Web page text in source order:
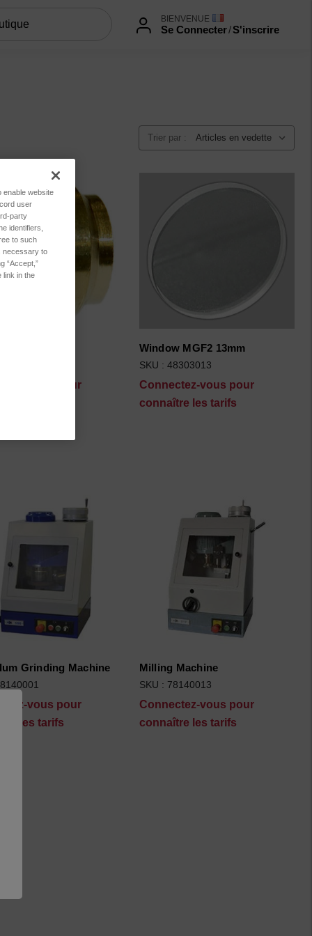
BIENVENUE
Se Connecter/S'inscrire
Trier par :
vous pour
Window MGF2 13mm
SKU : 48303013
Connectez-vous pour
connaître les tarifs
Grinding Machine
vous pour
les tarifs
Milling Machine
SKU : 78140013
Connectez-vous pour
connaître les tarifs
enable website
user
party
identifiers,
to such
necessary to
“Accept,”
link in the